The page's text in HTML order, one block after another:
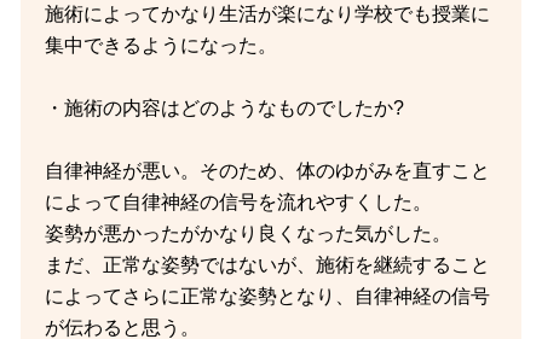
施術によってかなり生活が楽になり学校でも授業に
集中できるようになった。
・施術の内容はどのようなものでしたか?
自律神経が悪い。そのため、体のゆがみを直すこと
によって自律神経の信号を流れやすくした。
姿勢が悪かったがかなり良くなった気がした。
まだ、正常な姿勢ではないが、施術を継続すること
によってさらに正常な姿勢となり、自律神経の信号
が伝わると思う。